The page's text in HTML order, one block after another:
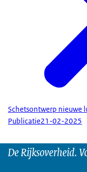
Schetsontwerp nieuwe
Publicatie21-02-2025
De Rijksoverheid.